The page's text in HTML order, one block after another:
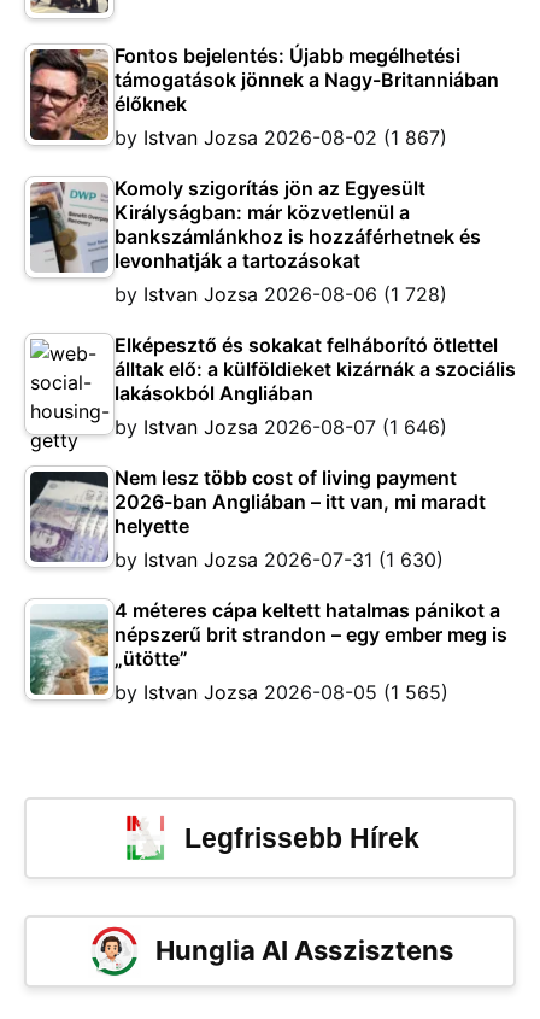
Fontos bejelentés: Újabb megélhetési
támogatások jönnek a Nagy-Britanniában
élőknek
by Istvan Jozsa 2026-08-02 (1 867)
Komoly szigorítás jön az Egyesült
Királyságban: már közvetlenül a
bankszámlánkhoz is hozzáférhetnek és
levonhatják a tartozásokat
by Istvan Jozsa 2026-08-06 (1 728)
Elképesztő és sokakat felháborító ötlettel
álltak elő: a külföldieket kizárnák a szociális
lakásokból Angliában
by Istvan Jozsa 2026-08-07 (1 646)
Nem lesz több cost of living payment
2026-ban Angliában – itt van, mi maradt
helyette
by Istvan Jozsa 2026-07-31 (1 630)
4 méteres cápa keltett hatalmas pánikot a
népszerű brit strandon – egy ember meg is
„ütötte”
by Istvan Jozsa 2026-08-05 (1 565)
Legfrissebb Hírek
Hunglia AI Asszisztens